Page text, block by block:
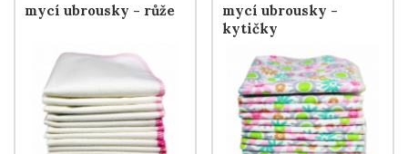
mycí ubrousky - růže
mycí ubrousky -
kytičky